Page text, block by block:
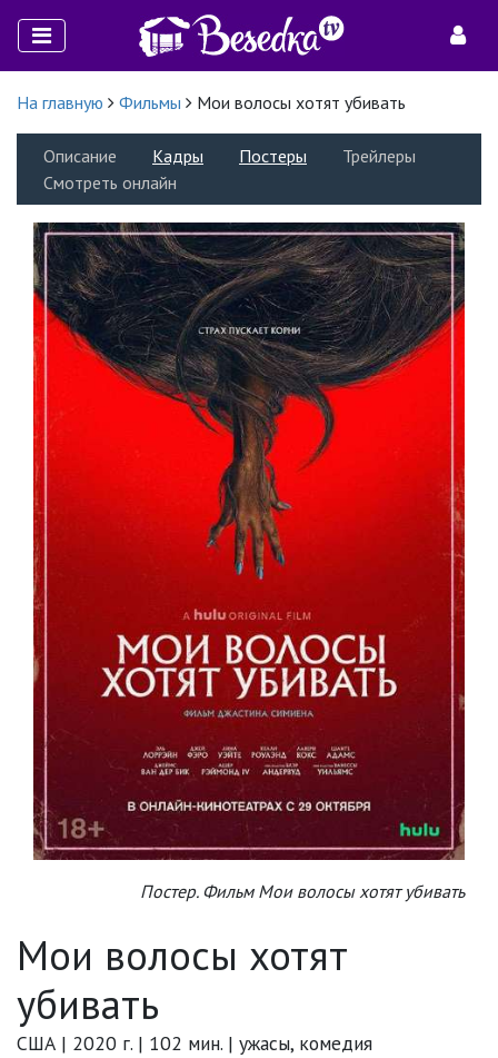
На главную Фильмы Мои волосы хотят убивать
Описание Кадры Постеры
Трейлеры
Смотреть онлайн
Постер. Фильм Мои волосы хотят убивать
Мои волосы хотят
убивать
США | 2020 г. | 102 мин. | ужасы, комедия